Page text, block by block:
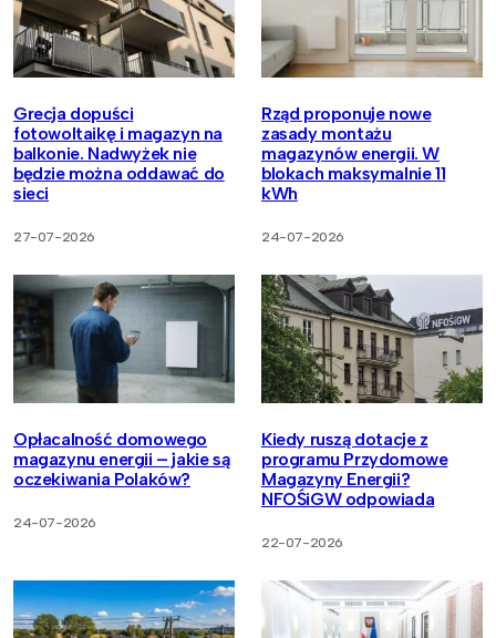
Grecja dopuści
fotowoltaikę i magazyn na
balkonie. Nadwyżek nie
będzie można oddawać do
sieci
27-07-2026
Rząd proponuje nowe
zasady montażu
magazynów energii. W
blokach maksymalnie 11
kWh
24-07-2026
Opłacalność domowego
magazynu energii – jakie są
oczekiwania Polaków?
24-07-2026
Kiedy ruszą dotacje z
programu Przydomowe
Magazyny Energii?
NFOŚiGW odpowiada
22-07-2026